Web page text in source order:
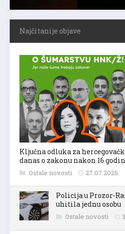
Najčitanije objave
Ključna odluka za
danas o zakonu nakon 16
Ostale novosti 27.07.2026.
Policija u Prozor-
uhitila jednu osobu
Ostale novosti